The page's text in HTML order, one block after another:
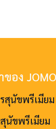
อง JOMO
สุนัขพรีเมียม
นัขพรีเมียม